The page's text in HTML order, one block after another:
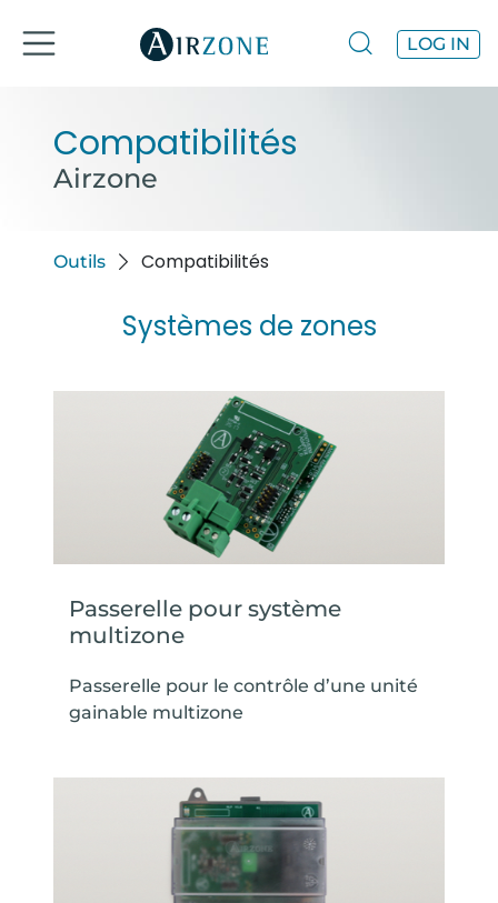
LOG IN
Compatibilités
Airzone
Outils Compatibilités
Systèmes de zones
Passerelle pour système
multizone
Passerelle pour le contrôle d’une unité
gainable multizone